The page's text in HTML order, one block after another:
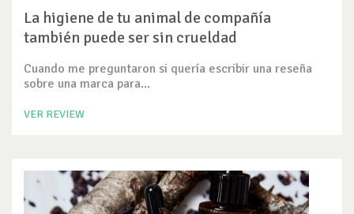
La higiene de tu animal de compañía
también puede ser sin crueldad
Cuando me preguntaron si quería escribir una reseña
sobre una marca para...
VER REVIEW